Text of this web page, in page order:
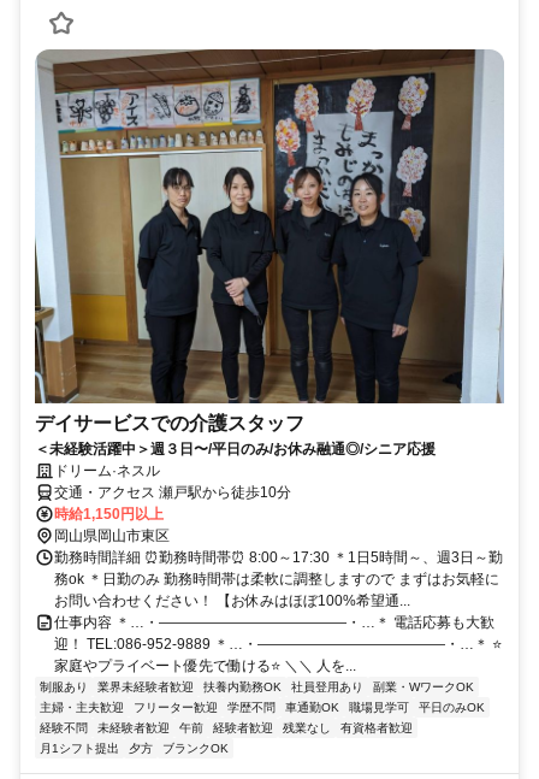
デイサービスでの介護スタッフ
＜未経験活躍中＞週３日〜/平日のみ/お休み融通◎/シニア応援
ドリーム·ネスル
交通・アクセス 瀬戸駅から徒歩10分
時給1,150円以上
岡山県岡山市東区
勤務時間詳細 ⏰勤務時間帯⏰ 8:00～17:30 ＊1日5時間～、週3日～勤
務ok ＊日勤のみ 勤務時間帯は柔軟に調整しますので まずはお気軽に
お問い合わせください！ 【お休みはほぼ100%希望通...
仕事内容 ＊…・―――――――――――――・…＊ 電話応募も大歓
迎！ TEL:086-952-9889 ＊…・―――――――――――――・…＊ ⭐
家庭やプライベート優先で働ける⭐ ＼＼ 人を...
制服あり 業界未経験者歓迎 扶養内勤務OK 社員登用あり
副業・WワークOK
主婦・主夫歓迎
フリーター歓迎 学歴不問 車通勤OK 職場見学可
平日のみOK
経験不問
未経験者歓迎 午前 経験者歓迎 残業なし
有資格者歓迎
月1シフト提出
夕方 ブランクOK